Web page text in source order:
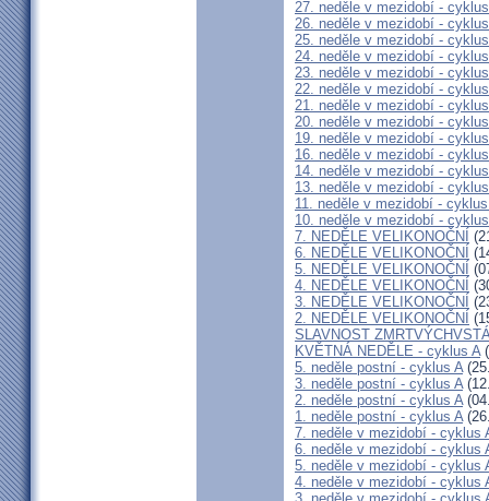
27. neděle v mezidobí -
26. neděle v mezidobí -
25. neděle v mezidobí -
24. neděle v mezidobí -
23. neděle v mezidobí -
22. neděle v mezidobí -
21. neděle v mezidobí -
20. neděle v mezidobí -
19. neděle v mezidobí -
16. neděle v mezidobí -
14. neděle v mezidobí -
13. neděle v mezidobí -
11. neděle v mezidobí - cyklus
10. neděle v mezidobí -
7. NEDĚLE VELIKONOČNÍ
6. NEDĚLE VELIKONOČNÍ
5. NEDĚLE VELIKONOČNÍ
4. NEDĚLE VELIKONOČNÍ
3. NEDĚLE VELIKONOČNÍ
2. NEDĚLE VELIKONOČNÍ
SLAVNOST
KVĚTNÁ NEDĚLE - cyklus A
5. neděle postní - cyklus A
3. neděle postní - cyklus A
2. neděle postní - cyklus A
1. neděle postní - cyklus A
7. neděle v mezidobí - cyklus
6. neděle v mezidobí - cyklus
5. neděle v mezidobí - cyklus
4. neděle v mezidobí - cyklus